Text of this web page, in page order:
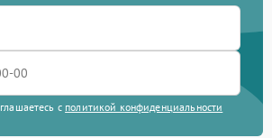
с политикой конфиденциальности